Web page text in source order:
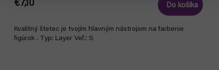
€7,10 Do košíka
Kvalitný štetec je tvojím hlavným nástrojom na farbenie
figúrok . Typ: Layer Veľ.: S